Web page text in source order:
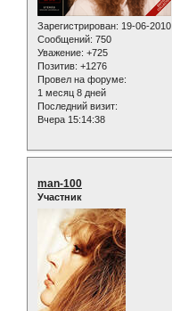
Зарегистрирован: 19-06-2010
Сообщений: 750
Уважение: +725
Позитив: +1276
Провел на форуме:
1 месяц 8 дней
Последний визит:
Вчера 15:14:38
man-100
Участник